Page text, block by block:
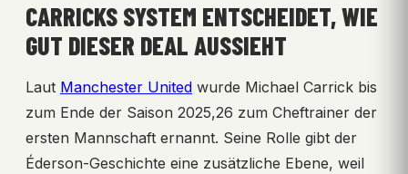
CARRICKS SYSTEM ENTSCHEIDET, WIE
GUT DIESER DEAL AUSSIEHT
Laut Manchester United wurde Michael Carrick bis
zum Ende der Saison 2025,26 zum Cheftrainer der
ersten Mannschaft ernannt. Seine Rolle gibt der
Éderson-Geschichte eine zusätzliche Ebene, weil